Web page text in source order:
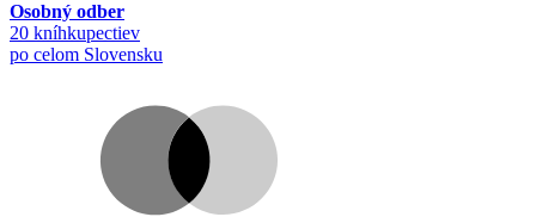
Osobný odber
20 kníhkupectiev
po celom Slovensku